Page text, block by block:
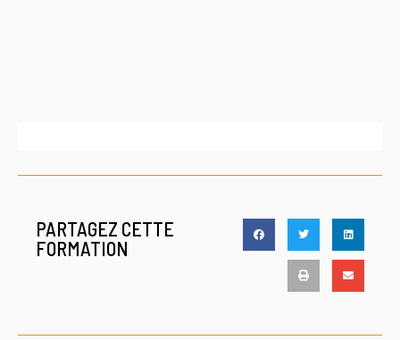
PARTAGEZ CETTE
FORMATION